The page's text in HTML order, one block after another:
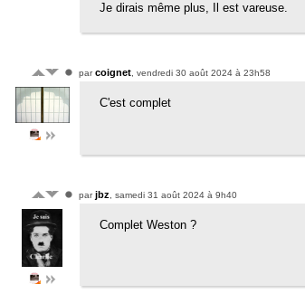
Je dirais même plus, Il est vareuse.
parcoignet , vendredi 30 août 2024 à 23h58
C'est complet
parjbz , samedi 31 août 2024 à 9h40
Complet Weston ?